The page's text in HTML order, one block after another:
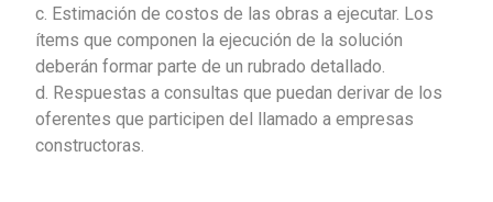
c. Estimación de costos de las obras a ejecutar. Los
ítems que componen la ejecución de la solución
deberán formar parte de un rubrado detallado.
d. Respuestas a consultas que puedan derivar de los
oferentes que participen del llamado a empresas
constructoras.